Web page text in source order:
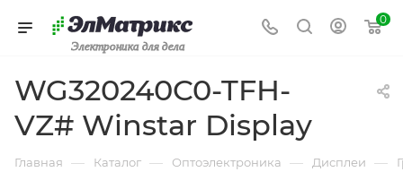
Электроника для дела
0
WG320240C0-TFH-
VZ# Winstar Display
Главная — Каталог — Оптоэлектроника — Дисплеи —